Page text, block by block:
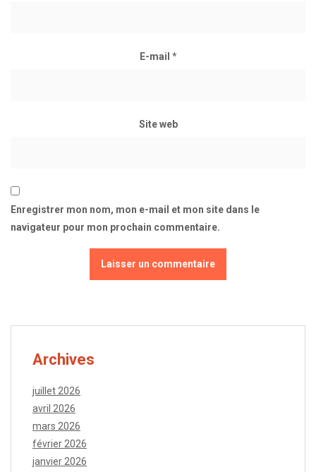
E-mail *
Site web
Enregistrer mon nom, mon e-mail et mon site dans le
navigateur pour mon prochain commentaire.
Archives
juillet 2026
avril 2026
mars 2026
février 2026
janvier 2026